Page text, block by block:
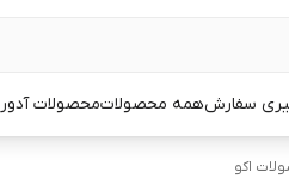
سفارشهمه محصولاتمحصولات آدور
اکو